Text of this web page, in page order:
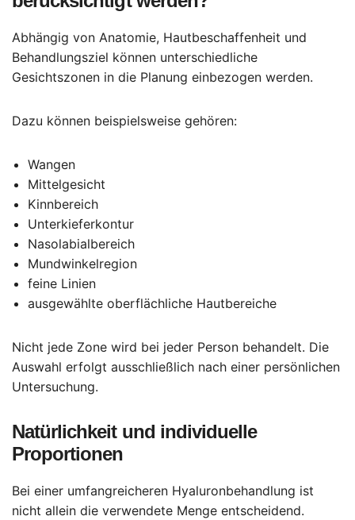
Abhängig von Anatomie, Hautbeschaffenheit und
Behandlungsziel können unterschiedliche
Gesichtszonen in die Planung einbezogen werden.
Dazu können beispielsweise gehören:
Wangen
Mittelgesicht
Kinnbereich
Unterkieferkontur
Nasolabialbereich
Mundwinkelregion
feine Linien
ausgewählte oberflächliche Hautbereiche
Nicht jede Zone wird bei jeder Person behandelt. Die
Auswahl erfolgt ausschließlich nach einer persönlichen
Untersuchung.
Natürlichkeit und individuelle
Proportionen
Bei einer umfangreicheren Hyaluronbehandlung ist
nicht allein die verwendete Menge entscheidend.